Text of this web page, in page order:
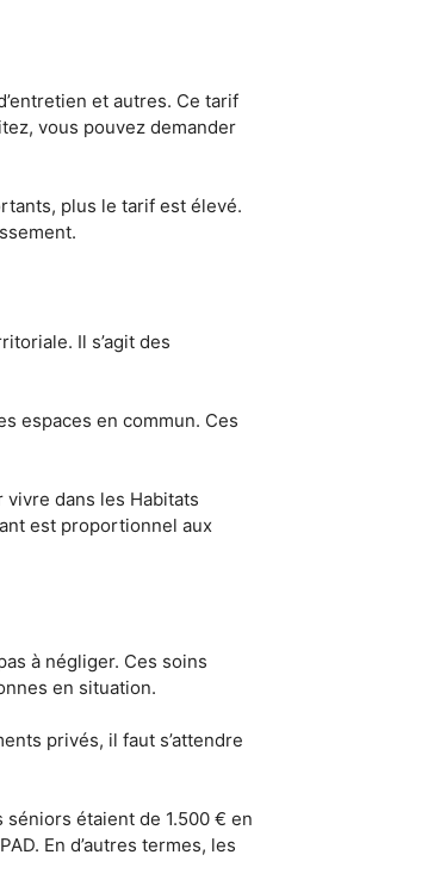
et autres. Ce tarif
vous pouvez demander
plus le tarif est élevé.
Il s’agit des
espaces en commun. Ces
dans les Habitats
est proportionnel aux
à négliger. Ces soins
en situation.
privés, il faut s’attendre
séniors étaient de 1.500 € en
En d’autres termes, les